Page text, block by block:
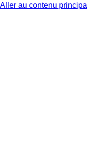
Aller au contenu principal